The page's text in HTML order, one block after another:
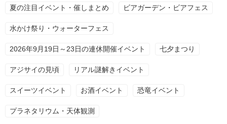
夏の注目イベント・催しまとめ ビアガーデン・ビアフェス
水かけ祭り・ウォーターフェス
2026年9月19日～23日の連休開催イベント 七夕まつり
アジサイの見頃 リアル謎解きイベント
スイーツイベント お酒イベント 恐竜イベント
プラネタリウム・天体観測